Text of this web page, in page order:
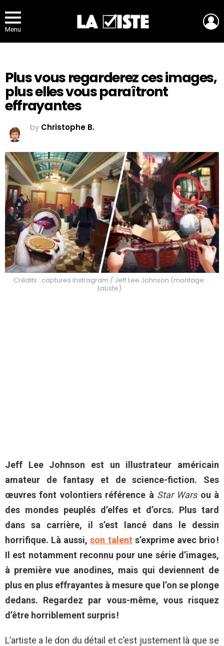
Menu
Plus vous regarderez ces images,
plus elles vous paraîtront
effrayantes
by Christophe B.
Crédits : captures Instragram / Jeff Lee Johnson (montage:
LaListe)
Jeff Lee Johnson est un illustrateur américain
amateur de fantasy et de science-fiction. Ses
œuvres font volontiers référence à Star Wars ou à
des mondes peuplés d’elfes et d’orcs. Plus tard
dans sa carrière, il s’est lancé dans le dessin
horrifique. Là aussi,son talent s’exprime avec brio !
Il est notamment reconnu pour une série d’images,
à première vue anodines, mais qui deviennent de
plus en plus effrayantes à mesure que l’on se plonge
dedans. Regardez par vous-même, vous risquez
d’être horriblement surpris !
L’artiste a le don du détail et c’est justement là que se